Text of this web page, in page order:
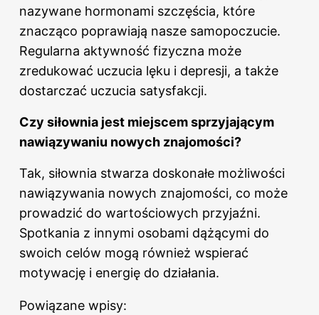
nazywane hormonami szczęścia, które
znacząco poprawiają nasze samopoczucie.
Regularna aktywność fizyczna może
zredukować uczucia lęku i depresji, a także
dostarczać uczucia satysfakcji.
Czy siłownia jest miejscem sprzyjającym
nawiązywaniu nowych znajomości?
Tak, siłownia stwarza doskonałe możliwości
nawiązywania nowych znajomości, co może
prowadzić do wartościowych przyjaźni.
Spotkania z innymi osobami dążącymi do
swoich celów mogą również wspierać
motywację i energię do działania.
Powiązane wpisy: